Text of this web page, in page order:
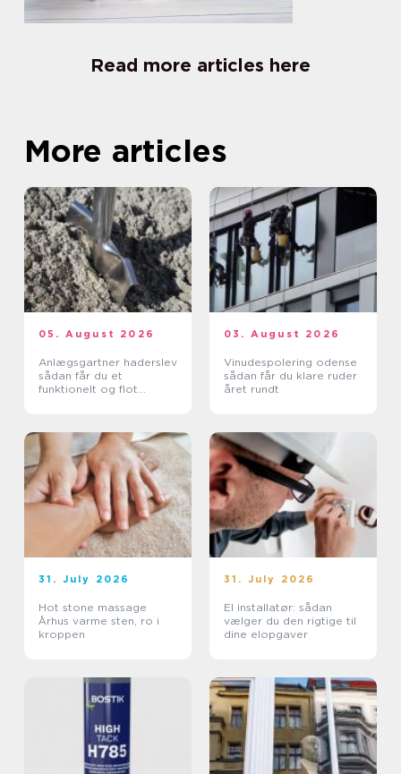
Read more articles here
More articles
05. August 2026
Anlægsgartner haderslev
sådan får du et
funktionelt og flot
03. August 2026
Vinudespolering odense
sådan får du klare ruder
året rundt
31. July 2026
Hot stone massage
Århus varme sten, ro i
kroppen
31. July 2026
El installatør: sådan
vælger du den rigtige til
dine elopgaver